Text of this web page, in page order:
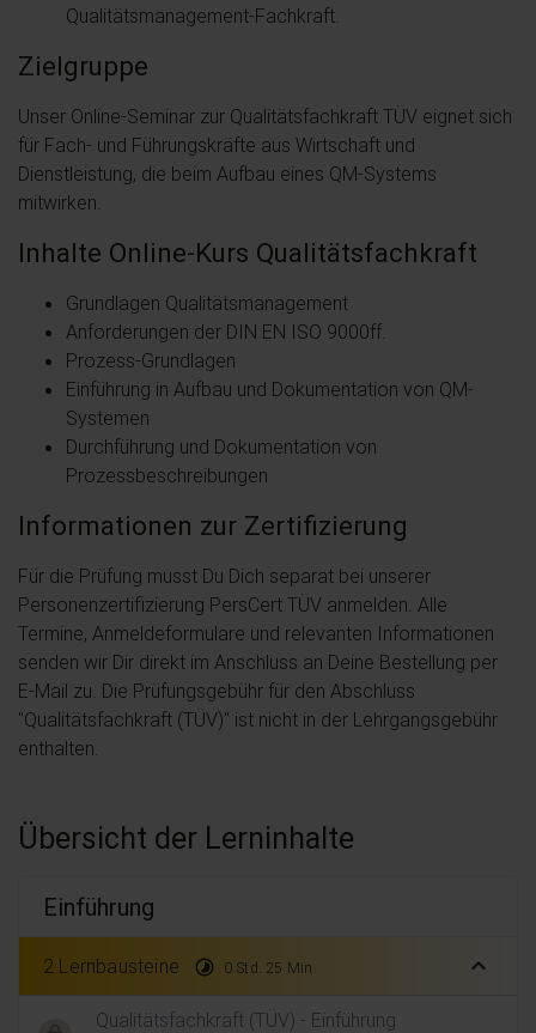
Qualitätsmanagement-Fachkraft.
Zielgruppe
Unser Online-Seminar zur Qualitätsfachkraft TÜV eignet sich
für Fach- und Führungskräfte aus Wirtschaft und
Dienstleistung, die beim Aufbau eines QM-Systems
mitwirken.
Inhalte Online-Kurs Qualitätsfachkraft
Grundlagen Qualitätsmanagement
Anforderungen der DIN EN ISO 9000ff.
Prozess-Grundlagen
Einführung in Aufbau und Dokumentation von QM-
Systemen
Durchführung und Dokumentation von
Prozessbeschreibungen
Informationen zur Zertifizierung
Für die Prüfung musst Du Dich separat bei unserer
Personenzertifizierung PersCert TÜV anmelden. Alle
Termine, Anmeldeformulare und relevanten Informationen
senden wir Dir direkt im Anschluss an Deine Bestellung per
E-Mail zu. Die Prüfungsgebühr für den Abschluss
"Qualitätsfachkraft (TÜV)" ist nicht in der Lehrgangsgebühr
enthalten.
Übersicht der Lerninhalte
Einführung
2 Lernbausteine timelapse 0 Std. 25 Min. expand_less
Qualitätsfachkraft (TÜV) - Einführung